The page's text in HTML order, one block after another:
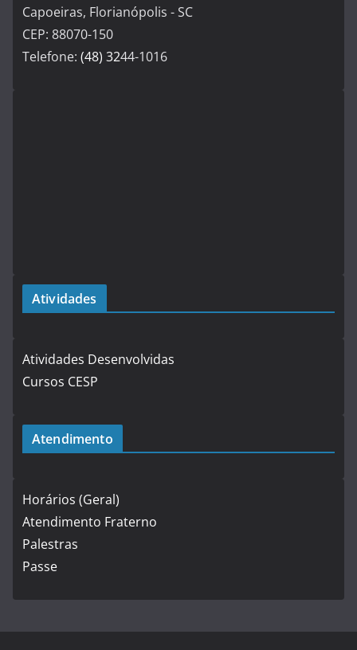
Capoeiras, Florianópolis - SC
CEP: 88070-150
Telefone: (48) 3244-1016
Atividades
Atividades Desenvolvidas
Cursos CESP
Atendimento
Horários (Geral)
Atendimento Fraterno
Palestras
Passe